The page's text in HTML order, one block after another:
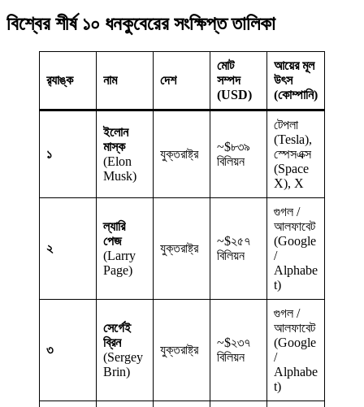
বিশ্বের শীর্ষ ১০ ধনকুবেরের সংক্ষিপ্ত তালিকা
র‍্যাঙ্ক নাম দেশ
মোট
সম্পদ
(USD)
আয়ের মূল
উৎস
(কোম্পানি)
১
ইলোন
মাস্ক
(Elon
Musk)
যুক্তরাষ্ট্র
~$৮৩৯
বিলিয়ন
টেপলা
(Tesla),
স্পেসএক্স
(Space
X), X
২
ল্যারি
পেজ
(Larry
Page)
যুক্তরাষ্ট্র
~$২৫৭
বিলিয়ন
গুগল /
আলফাবেট
(Google
/
Alphabe
t)
৩
সের্গেই
ব্রিন
(Sergey
Brin)
যুক্তরাষ্ট্র
~$২৩৭
বিলিয়ন
গুগল /
আলফাবেট
(Google
/
Alphabe
t)